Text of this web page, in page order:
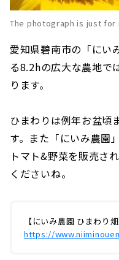
The photograph is just for
愛知県碧南市の「にい
る8.2hの広大な農地で
ります。
ひまわりは例年お盆頃
す。また「にいみ農園
トマト&野菜を販売さ
くださいね。
【にいみ農園 ひまわり畑
https://